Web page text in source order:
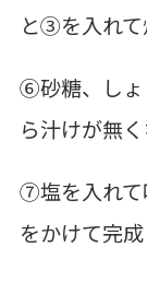
と③を入れて
⑥砂糖、しょ
ら汁けが無
⑦塩を入れて
をかけて完成